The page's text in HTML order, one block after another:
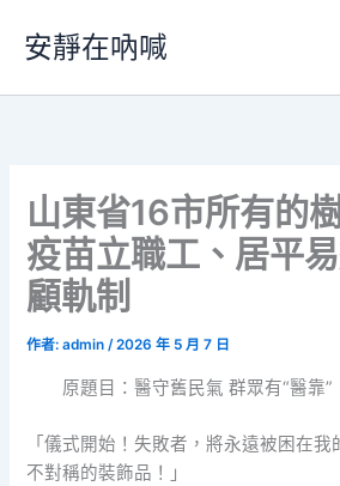
要
安靜在吶喊
山東省16市所有的
疫苗立職工、居平
顧軌制
作者:admin/2026 年 5 月 7 日
原題目：醫守舊民氣 群眾有“醫靠”
「儀式開始！失敗者，將永遠被困在
不對稱的裝飾品！」